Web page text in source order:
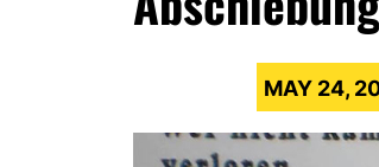
MAY 24,